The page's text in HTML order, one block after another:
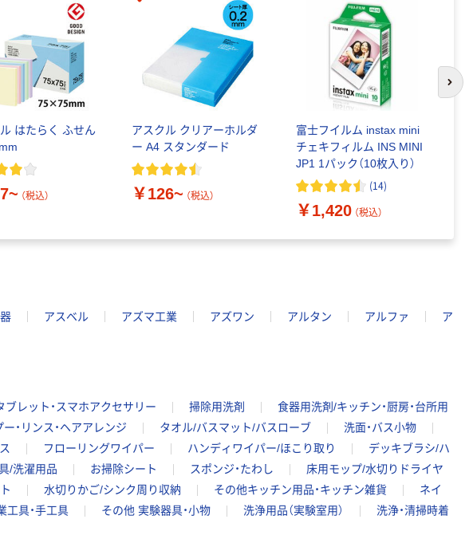
はたらく ふせん
（税込）
アスクル クリアーホルダ
ー A4 スタンダード
￥126~ （税込）
富士フイルム instax mini
チェキフィルム INS MINI
JP1 1パック（10枚入り）
(14)
￥1,420 （税込）
次
アスベル アズマ工業 アズワン アルタン アルファ
ア
ブレット・スマホアクセサリー 掃除用洗剤
食器用洗剤/キッチン・厨房・台所用
・リンス・ヘアアレンジ タオル/バスマット/バスローブ
洗面・バス小物
フローリングワイパー ハンディワイパー/ほこり取り
デッキブラシ/ハ
/洗濯用品 お掃除シート スポンジ・たわし
床用モップ/水切りドライヤ
水切りかご/シンク周り収納 その他キッチン用品・キッチン雑貨
ネイ
工具・手工具 その他 実験器具・小物 洗浄用品（実験室用）
洗浄・清掃時着